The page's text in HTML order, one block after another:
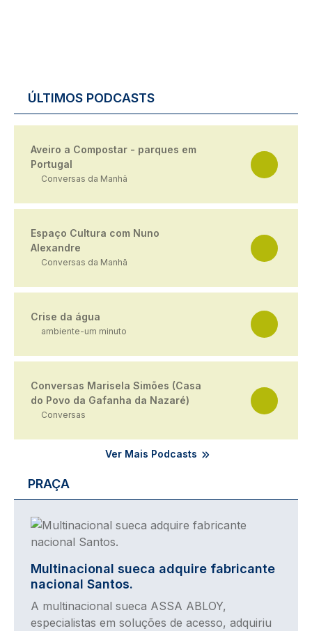
ÚLTIMOS PODCASTS
Aveiro a Compostar - parques em
Portugal
Conversas da Manhã
Espaço Cultura com Nuno
Alexandre
Conversas da Manhã
Crise da água
ambiente-um minuto
Conversas Marisela Simões (Casa
do Povo da Gafanha da Nazaré)
Conversas
Ver Mais Podcasts
PRAÇA
Imagem
Multinacional sueca adquire fabricante
nacional Santos.
A multinacional sueca ASSA ABLOY,
especialistas em soluções de acesso, adquiriu